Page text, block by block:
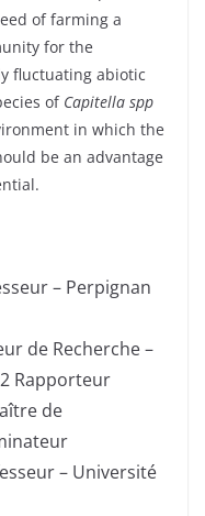
of farming a
for the
fluctuating abiotic
of Capitella spp
in which the
be an advantage
– Perpignan
de Recherche –
Rapporteur
de
– Université